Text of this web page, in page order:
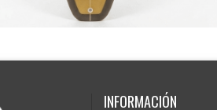
INFORMACIÓN